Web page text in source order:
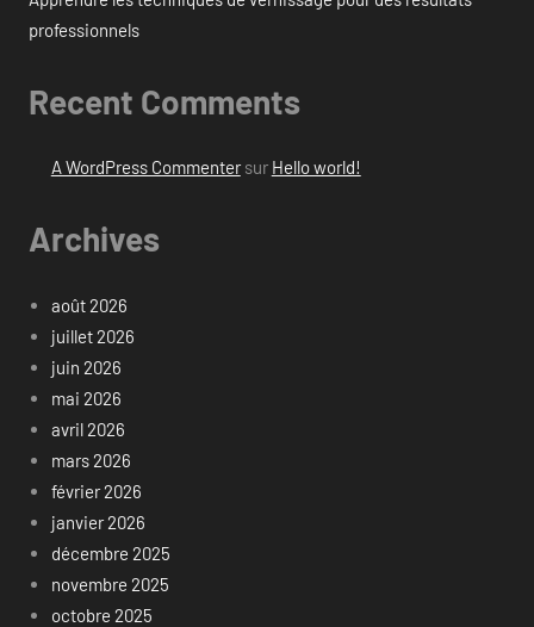
professionnels
Recent Comments
A WordPress Commentersur Hello world!
Archives
août 2026
juillet 2026
juin 2026
mai 2026
avril 2026
mars 2026
février 2026
janvier 2026
décembre 2025
novembre 2025
octobre 2025